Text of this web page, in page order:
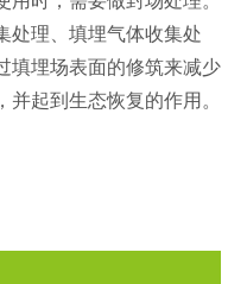
处理、填埋气体收集处
填埋场表面的修筑来减少
起到生态恢复的作用。